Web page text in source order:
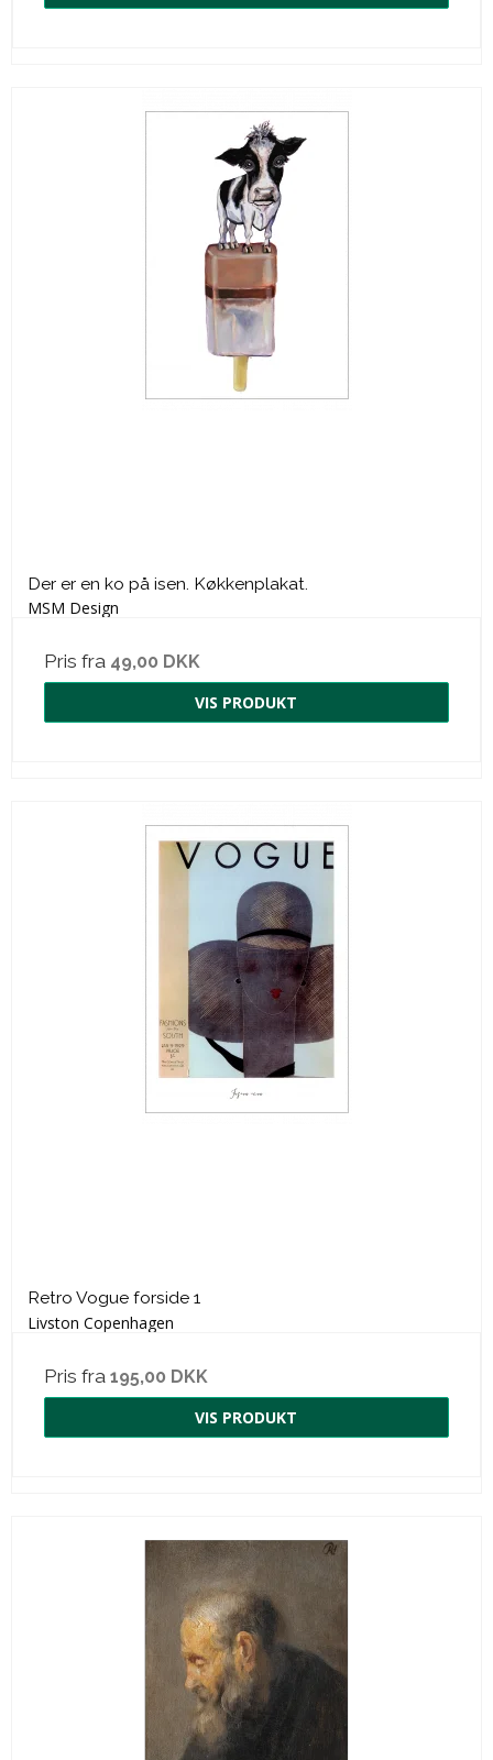
Der er en ko på isen. Køkkenplakat.
MSM Design
Pris fra 49,00 DKK
VIS PRODUKT
Retro Vogue forside 1
Livston Copenhagen
Pris fra 195,00 DKK
VIS PRODUKT